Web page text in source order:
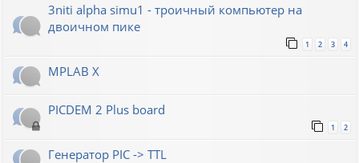
3niti alpha simu1 - троичный компьютер на
двоичном пике
1 2 3 4
MPLAB X
PICDEM 2 Plus board
1 2
Генератор РIС -> TTL